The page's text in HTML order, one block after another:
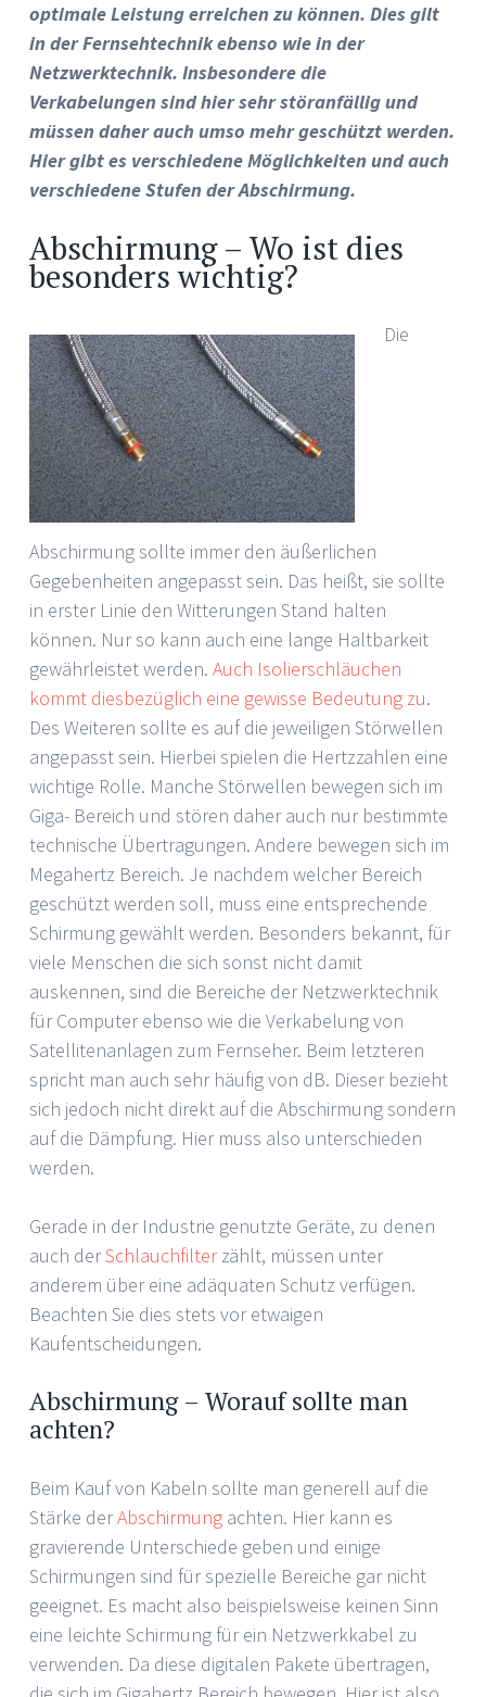
optimale Leistung erreichen zu können. Dies gilt
in der Fernsehtechnik ebenso wie in der
Netzwerktechnik. Insbesondere die
Verkabelungen sind hier sehr störanfällig und
müssen daher auch umso mehr geschützt werden.
Hier gibt es verschiedene Möglichkeiten und auch
verschiedene Stufen der Abschirmung.
Abschirmung – Wo ist dies
besonders wichtig?
Die
Abschirmung sollte immer den äußerlichen
Gegebenheiten angepasst sein. Das heißt, sie sollte
in erster Linie den Witterungen Stand halten
können. Nur so kann auch eine lange Haltbarkeit
gewährleistet werden. Auch Isolierschläuchen
kommt diesbezüglich eine gewisse Bedeutung zu.
Des Weiteren sollte es auf die jeweiligen Störwellen
angepasst sein. Hierbei spielen die Hertzzahlen eine
wichtige Rolle. Manche Störwellen bewegen sich im
Giga- Bereich und stören daher auch nur bestimmte
technische Übertragungen. Andere bewegen sich im
Megahertz Bereich. Je nachdem welcher Bereich
geschützt werden soll, muss eine entsprechende
Schirmung gewählt werden. Besonders bekannt, für
viele Menschen die sich sonst nicht damit
auskennen, sind die Bereiche der Netzwerktechnik
für Computer ebenso wie die Verkabelung von
Satellitenanlagen zum Fernseher. Beim letzteren
spricht man auch sehr häufig von dB. Dieser bezieht
sich jedoch nicht direkt auf die Abschirmung sondern
auf die Dämpfung. Hier muss also unterschieden
werden.
Gerade in der Industrie genutzte Geräte, zu denen
auch derSchlauchfilterzählt, müssen unter
anderem über eine adäquaten Schutz verfügen.
Beachten Sie dies stets vor etwaigen
Kaufentscheidungen.
Abschirmung – Worauf sollte man
achten?
Beim Kauf von Kabeln sollte man generell auf die
Stärke derAbschirmung achten. Hier kann es
gravierende Unterschiede geben und einige
Schirmungen sind für spezielle Bereiche gar nicht
geeignet. Es macht also beispielsweise keinen Sinn
eine leichte Schirmung für ein Netzwerkkabel zu
verwenden. Da diese digitalen Pakete übertragen,